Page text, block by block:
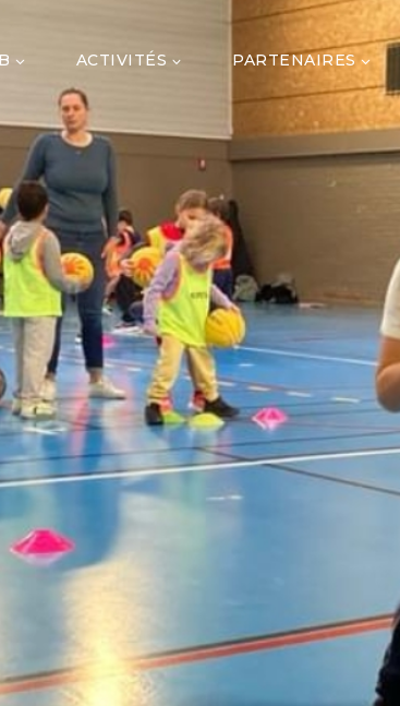
ACTIVITÉS PARTENAIRES